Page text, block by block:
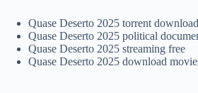
Quase Deserto 2025 torrent
Quase Deserto 2025 political
Quase Deserto 2025 streaming free
Quase Deserto 2025 download